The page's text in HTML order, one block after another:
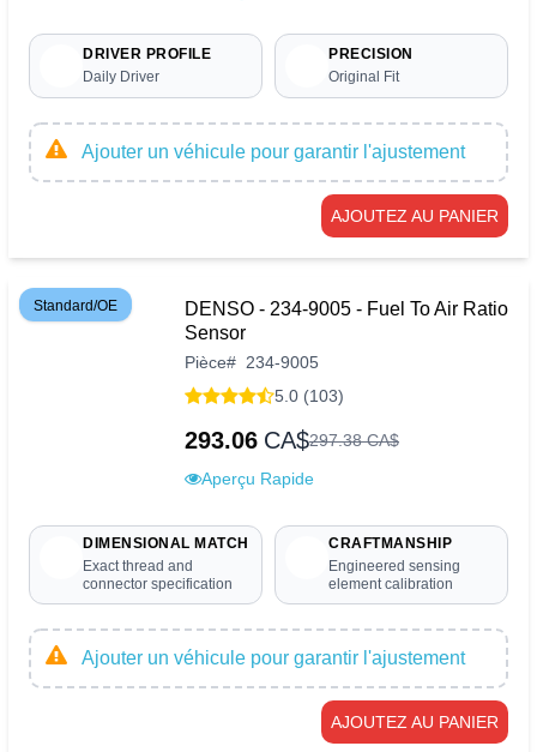
DRIVER PROFILE
Daily Driver
PRECISION
Original Fit
Ajouter un véhicule pour garantir l'ajustement
AJOUTEZ AU PANIER
Standard/OE
DENSO - 234-9005 - Fuel To Air Ratio
Sensor
Pièce# 234-9005
5.0 (103)
293.06 CA$297.38CA$
Aperçu Rapide
DIMENSIONAL MATCH
Exact thread and
connector specification
CRAFTMANSHIP
Engineered sensing
element calibration
Ajouter un véhicule pour garantir l'ajustement
AJOUTEZ AU PANIER